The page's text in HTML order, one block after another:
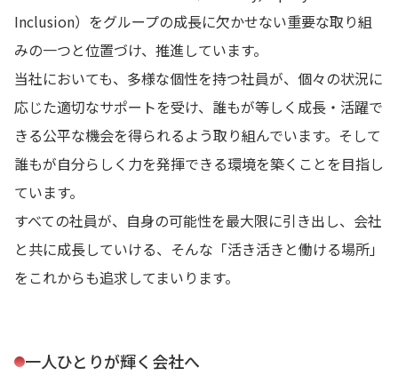
Inclusion）をグループの成長に欠かせない重要な取り組
みの一つと位置づけ、推進しています。
当社においても、多様な個性を持つ社員が、個々の状況に
応じた適切なサポートを受け、誰もが等しく成長・活躍で
きる公平な機会を得られるよう取り組んでいます。そして
誰もが自分らしく力を発揮できる環境を築くことを目指し
ています。
すべての社員が、自身の可能性を最大限に引き出し、会社
と共に成長していける、そんな「活き活きと働ける場所」
をこれからも追求してまいります。
一人ひとりが輝く会社へ